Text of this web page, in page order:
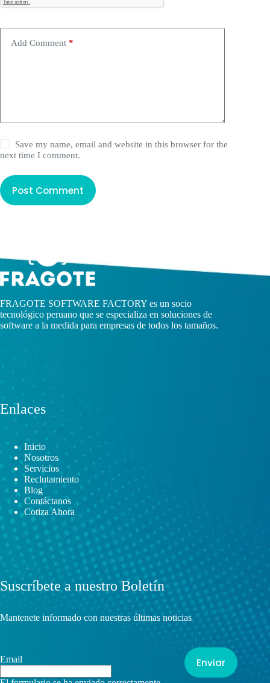
Add Comment *
Save my name, email and website in this browser for the
next time I comment.
Post Comment
FRAGOTE SOFTWARE FACTORY es un socio
tecnológico peruano que se especializa en soluciones de
software a la medida para empresas de todos los tamaños.
Enlaces
Inicio
Nosotros
Servicios
Reclutamiento
Blog
Contáctanos
Cotiza Ahora
Suscríbete a nuestro Boletín
Mantenete informado con nuestras últimas noticias
Email Enviar